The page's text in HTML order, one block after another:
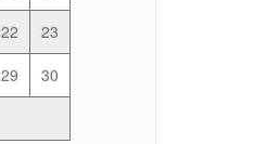
22
23
29
30